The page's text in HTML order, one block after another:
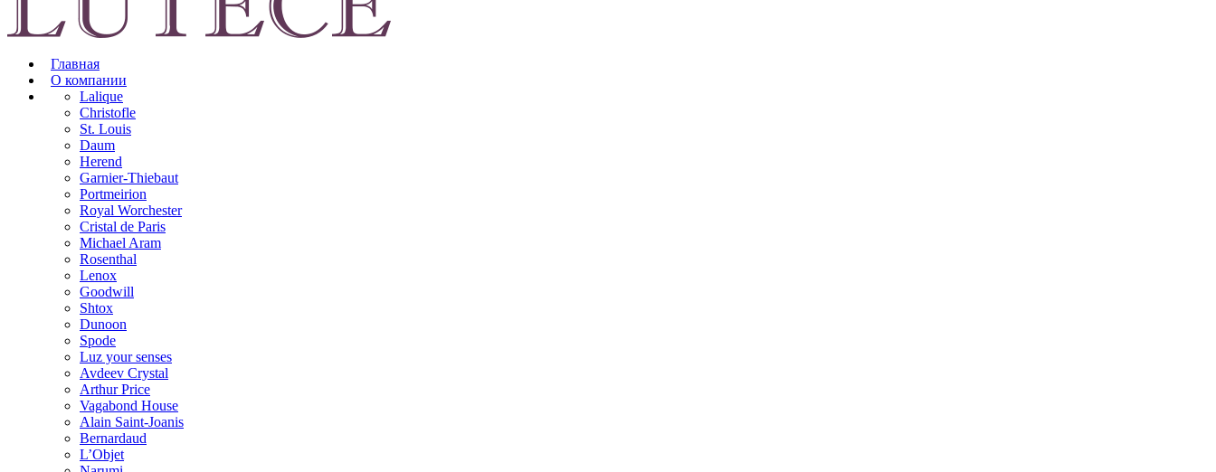
Главная
О компании
Lalique
Christofle
St. Louis
Daum
Herend
Garnier-Thiebaut
Portmeirion
Royal Worchester
Cristal de Paris
Michael Aram
Rosenthal
Lenox
Goodwill
Shtox
Dunoon
Spode
Luz your senses
Avdeev Crystal
Arthur Price
Vagabond House
Alain Saint-Joanis
Bernardaud
L’Objet